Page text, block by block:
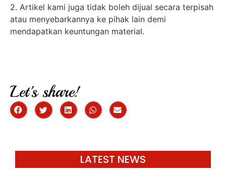
2. Artikel kami juga tidak boleh dijual secara terpisah
atau menyebarkannya ke pihak lain demi
mendapatkan keuntungan material.
Let's share!
LATEST NEWS